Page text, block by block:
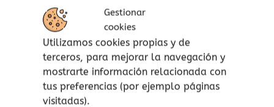
Gestionar
cookies
Utilizamos cookies propias y de
terceros, para mejorar la navegación y
mostrarte información relacionada con
tus preferencias (por ejemplo páginas
visitadas).
Un cuento para descubrir en familia la
realidad, la magia y la belleza del inicio de la
vida. Ideal para leer con futuros hermanos y
hermanas mayores.
Nazareth Olivera es mamá de tres hijos,